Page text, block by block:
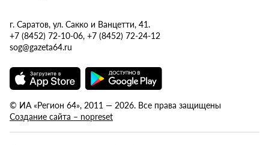
г. Саратов, ул. Сакко и Ванцетти, 41.
+7 (8452) 72-10-06, +7 (8452) 72-24-12
sog@gazeta64.ru
© ИА «Регион 64», 2011 — 2026. Все права защищены
Создание сайта – nopreset